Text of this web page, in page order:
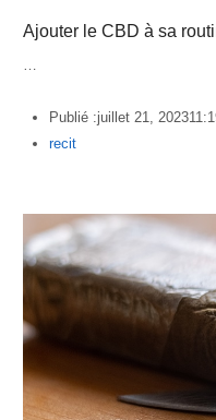
Ajouter le CBD à sa
…
Publié :juillet 21, 2023
Author
recit